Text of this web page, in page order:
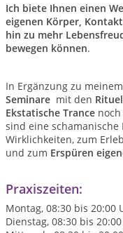
Ich biete Ihnen einen
eigenen Körper,
hin zu mehr
bewegen können.
In Ergänzung zu
Seminare mit den
Ekstatische Trance noch
sind eine
Wirklichkeiten, zum
und zum Erspüren
Praxiszeiten:
Montag, 08:30 bis 20:00
Dienstag, 08:30 bis